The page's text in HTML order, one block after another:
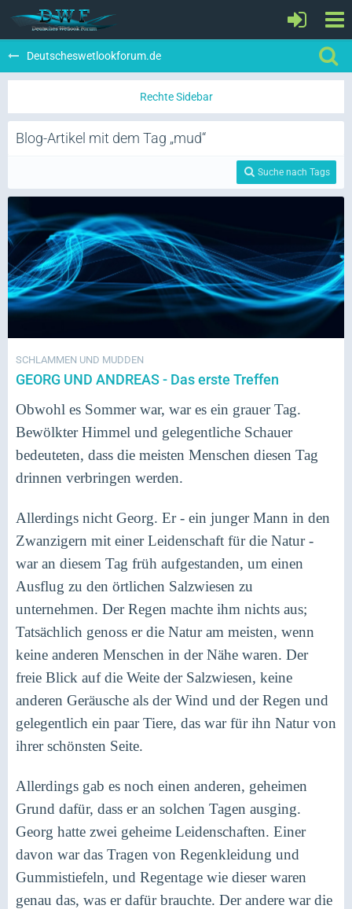
Deutscheswetlookforum.de
Blog-Artikel mit dem Tag „mud“
Suche nach Tags
SCHLAMMEN UND MUDDEN
GEORG UND ANDREAS - Das erste Treffen
Obwohl es Sommer war, war es ein grauer Tag.
Bewölkter Himmel und gelegentliche Schauer
bedeuteten, dass die meisten Menschen diesen Tag
drinnen verbringen werden.
Allerdings nicht Georg. Er - ein junger Mann in den
Zwanzigern mit einer Leidenschaft für die Natur -
war an diesem Tag früh aufgestanden, um einen
Ausflug zu den örtlichen Salzwiesen zu
unternehmen. Der Regen machte ihm nichts aus;
Tatsächlich genoss er die Natur am meisten, wenn
keine anderen Menschen in der Nähe waren. Der
freie Blick auf die Weite der Salzwiesen, keine
anderen Geräusche als der Wind und der Regen und
gelegentlich ein paar Tiere, das war für ihn Natur von
ihrer schönsten Seite.
Allerdings gab es noch einen anderen, geheimen
Grund dafür, dass er an solchen Tagen ausging.
Georg hatte zwei geheime Leidenschaften. Einer
davon war das Tragen von Regenkleidung und
Gummistiefeln, und Regentage wie dieser waren
genau das, was er dafür brauchte. Der andere war die